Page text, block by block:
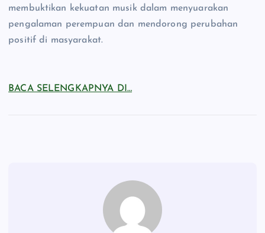
membuktikan kekuatan musik dalam menyuarakan
pengalaman perempuan dan mendorong perubahan
positif di masyarakat.
BACA SELENGKAPNYA DI…